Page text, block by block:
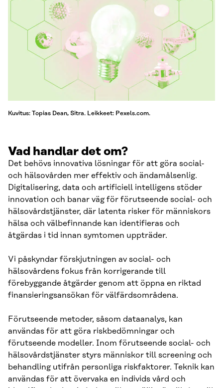
Kuvitus: Topias Dean, Sitra. Leikkeet: Pexels.com.
Vad handlar det om?
Det behövs innovativa lösningar för att göra social-
och hälsovården mer effektiv och ändamålsenlig.
Digitalisering, data och artificiell intelligens stöder
innovation och banar väg för förutseende social- och
hälsovårdstjänster, där latenta risker för människors
hälsa och välbefinnande kan identifieras och
åtgärdas i tid innan symtomen uppträder.
Vi påskyndar förskjutningen av social- och
hälsovårdens fokus från korrigerande till
förebyggande åtgärder genom att öppna en riktad
finansieringsansökan för välfärdsområdena.
Förutseende metoder, såsom dataanalys, kan
användas för att göra riskbedömningar och
förutseende modeller. Inom förutseende social- och
hälsovårdstjänster styrs människor till screening och
behandling utifrån personliga riskfaktorer. Teknik kan
användas för att övervaka en individs vård och